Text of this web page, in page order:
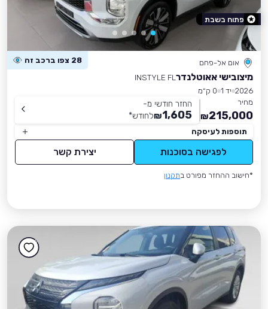
אום אל-פחם 28 צפו ברכב זה
מיצובישי אאוטלנדר INSTYLE FL
2026 יד 1
0 ק״מ
מחיר
215,000
₪
החזר חודשי מ-
1,605
₪לחודש*
תוספות לעיסקה
לפגישה בסוכנות יצירת קשר
*חישוב ההחזר מפורט בתקנון
פתוח בשבת